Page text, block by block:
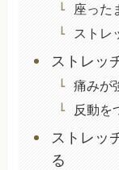
座った
ストレ
ストレッ
痛みが
反動を
ストレッ
る